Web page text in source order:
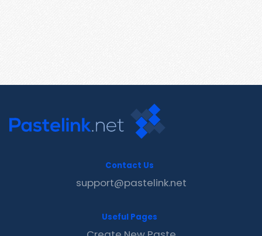
Contact Us
support@pastelink.net
Useful Pages